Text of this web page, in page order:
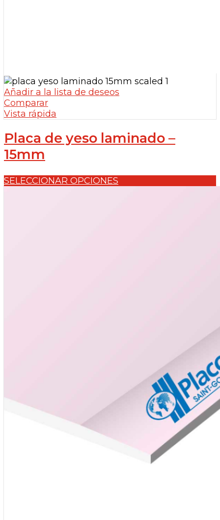
Añadir a la lista de deseos
Comparar
Vista rápida
Placa de yeso laminado –
15mm
SELECCIONAR OPCIONES